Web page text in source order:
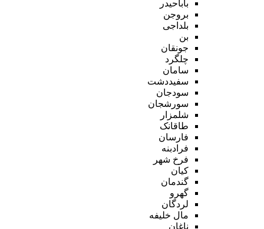
باباحیدر
بروجن
بلداجی
بن
جونقان
چلگرد
سامان
سفیددشت
سودجان
سورشجان
شلمزار
طاقانک
فارسان
فرادبنه
فرخ شهر
کیان
گندمان
گهرو
لردگان
مال خلیفه
ناغان